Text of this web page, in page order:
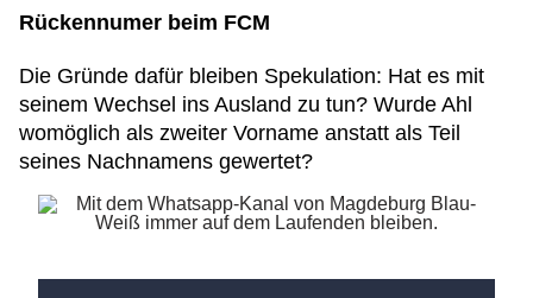
Rückennumer beim FCM
Die Gründe dafür bleiben Spekulation: Hat es mit
seinem Wechsel ins Ausland zu tun? Wurde Ahl
womöglich als zweiter Vorname anstatt als Teil
seines Nachnamens gewertet?